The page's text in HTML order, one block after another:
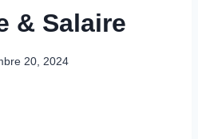
& Salaire
20, 2024